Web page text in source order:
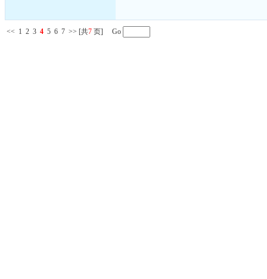
<< 1 2 3 4 5 6 7 >> [共7 页] Go